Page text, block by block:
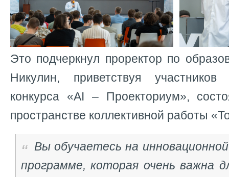
Это подчеркнул проректор по
Никулин, приветствуя
конкурса «AI – Проекториум»,
пространстве коллективной работы
Вы обучаетесь на
программе, которая очень важна